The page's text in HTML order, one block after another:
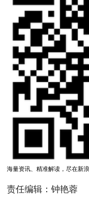
海量资讯、精准解读，尽在新
责任编辑：钟艳蓉